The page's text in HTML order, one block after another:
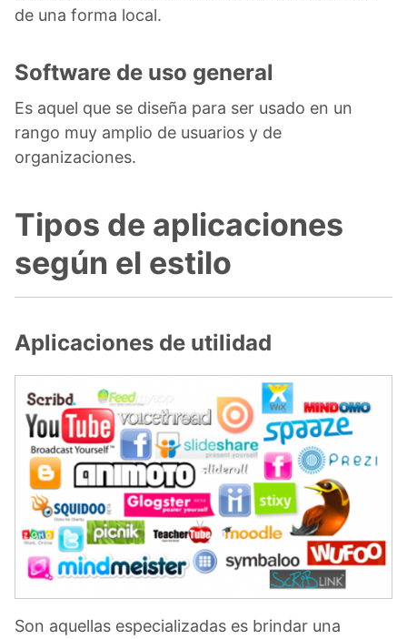
de una forma local.
Software de uso general
Es aquel que se diseña para ser usado en un
rango muy amplio de usuarios y de
organizaciones.
Tipos de aplicaciones
según el estilo
Aplicaciones de utilidad
Son aquellas especializadas es brindar una